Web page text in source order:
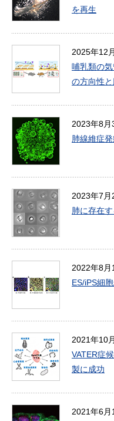
を再生
2025年12
哺乳類の
の方向性
2023年8月
肺線維症
2023年7月
肺に存在
2022年8月
ES/iPS細
2021年10
VATER症
製に成功
2021年6月